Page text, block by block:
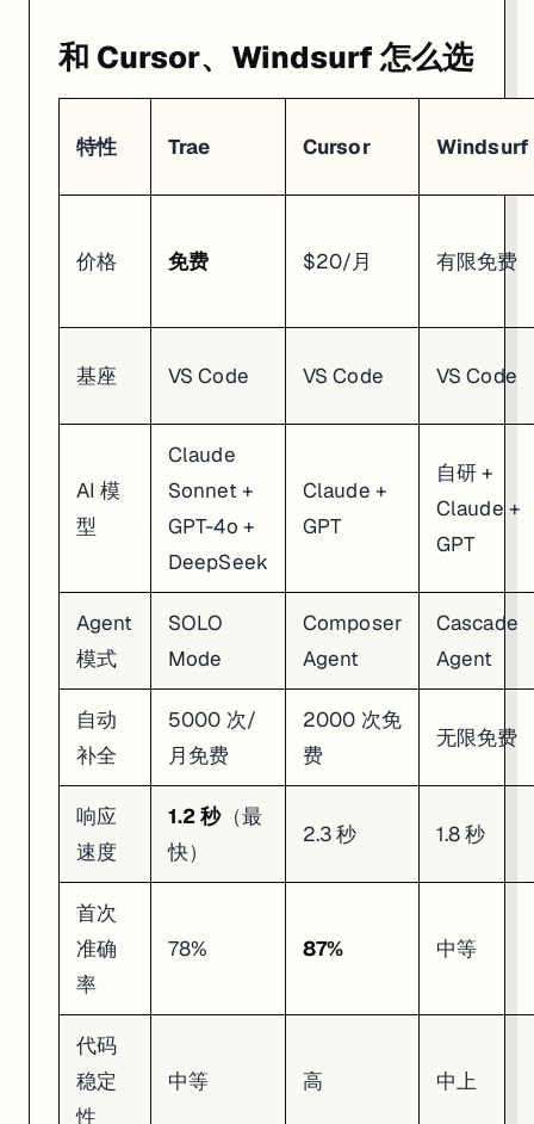
和 Cursor、Windsurf 怎么选
特性 Trae Cursor Windsurf
价格 免费 $20/月 有限免费
基座 VS Code VS Code VS Code
AI 模
型
Claude
Sonnet +
GPT-4o +
DeepSeek
Claude +
GPT
自研 +
Claude +
GPT
Agent
模式
SOLO
Mode
Composer
Agent
Cascade
Agent
自动
补全
5000 次/
月免费
2000 次免
费
无限免费
响应
速度
1.2 秒（最
快）
2.3 秒 1.8 秒
首次
准确
率
78% 87% 中等
代码
稳定
性
中等 高 中上